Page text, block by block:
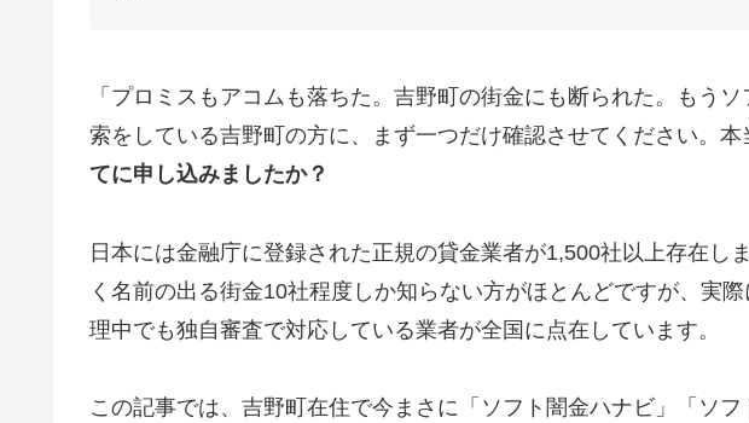
「プロミスもアコムも落ちた。吉野町の街金にも断られた。もう
索をしている吉野町の方に、まず一つだけ確認させてください。本
てに申し込みましたか？
日本には金融庁に登録された正規の貸金業者が1,500社以上存在し
く名前の出る街金10社程度しか知らない方がほとんどですが、実
理中でも独自審査で対応している業者が全国に点在しています。
この記事では、吉野町在住で今まさに「ソフト闇金ハナビ」「ソ